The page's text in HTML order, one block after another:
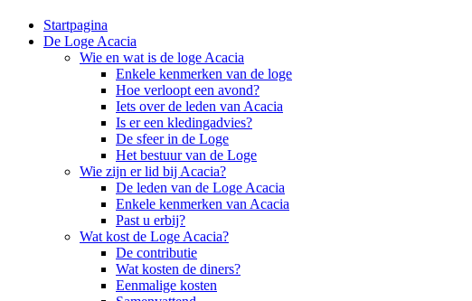
Startpagina
De Loge Acacia
Wie en wat is de loge Acacia
Enkele kenmerken van de loge
Hoe verloopt een avond?
Iets over de leden van Acacia
Is er een kledingadvies?
De sfeer in de Loge
Het bestuur van de Loge
Wie zijn er lid bij Acacia?
De leden van de Loge Acacia
Enkele kenmerken van Acacia
Past u erbij?
Wat kost de Loge Acacia?
De contributie
Wat kosten de diners?
Eenmalige kosten